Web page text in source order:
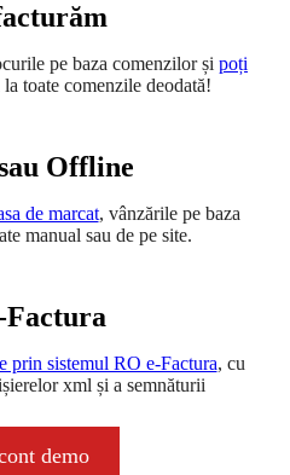
pe baza comenzilor și poți
toate comenzile deodată!
Offline
de marcat, vânzările pe baza
manual sau de pe site.
Factura
prin sistemul RO e-Factura, cu
xml și a semnăturii
demo